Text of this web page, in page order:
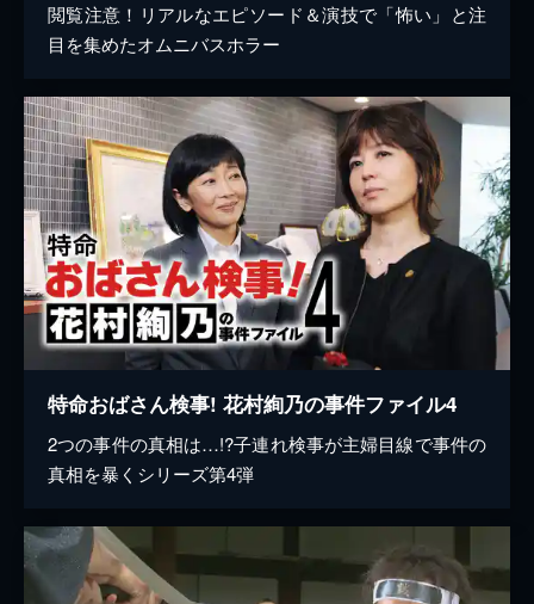
閲覧注意！リアルなエピソード＆演技で「怖い」と注
目を集めたオムニバスホラー
特命おばさん検事! 花村絢乃の事件ファイル4
2つの事件の真相は…!?子連れ検事が主婦目線で事件の
真相を暴くシリーズ第4弾